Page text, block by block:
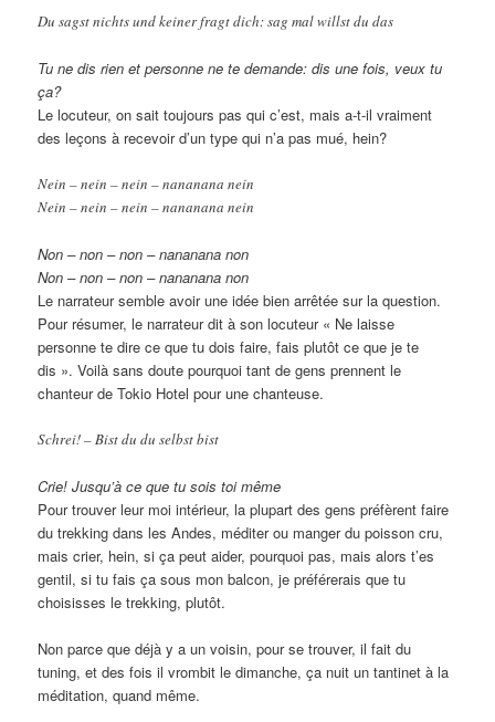
Du sagst nichts und keiner fragt dich: sag mal willst du das
Tu ne dis rien et personne ne te demande: dis une fois, veux tu
ça?
Le locuteur, on sait toujours pas qui c’est, mais a-t-il vraiment
des leçons à recevoir d’un type qui n’a pas mué, hein?
Nein – nein – nein – nananana nein
Nein – nein – nein – nananana nein
Non – non – non – nananana non
Non – non – non – nananana non
Le narrateur semble avoir une idée bien arrêtée sur la question.
Pour résumer, le narrateur dit à son locuteur « Ne laisse
personne te dire ce que tu dois faire, fais plutôt ce que je te
dis ». Voilà sans doute pourquoi tant de gens prennent le
chanteur de Tokio Hotel pour une chanteuse.
Schrei! – Bist du du selbst bist
Crie! Jusqu’à ce que tu sois toi même
Pour trouver leur moi intérieur, la plupart des gens préfèrent faire
du trekking dans les Andes, méditer ou manger du poisson cru,
mais crier, hein, si ça peut aider, pourquoi pas, mais alors t’es
gentil, si tu fais ça sous mon balcon, je préférerais que tu
choisisses le trekking, plutôt.
Non parce que déjà y a un voisin, pour se trouver, il fait du
tuning, et des fois il vrombit le dimanche, ça nuit un tantinet à la
méditation, quand même.